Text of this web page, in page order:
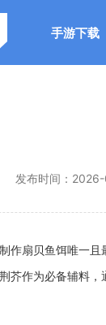
手游下载
发布时间：
作扇贝鱼饵唯一
芥作为必备辅料